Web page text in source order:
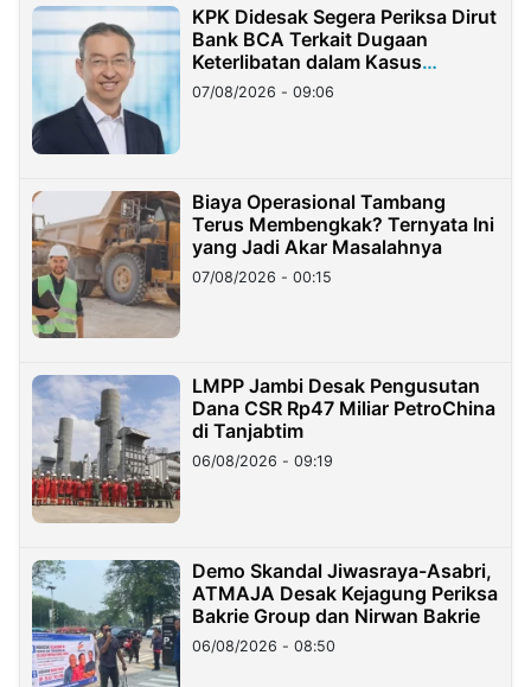
KPK Didesak Segera Periksa Dirut
Bank BCA Terkait Dugaan
Keterlibatan dalam Kasus
Hilangnya Dana Nasabah Rp2,58
Miliar
07/08/2026 - 09:06
Biaya Operasional Tambang
Terus Membengkak? Ternyata Ini
yang Jadi Akar Masalahnya
07/08/2026 - 00:15
LMPP Jambi Desak Pengusutan
Dana CSR Rp47 Miliar PetroChina
di Tanjabtim
06/08/2026 - 09:19
Demo Skandal Jiwasraya-Asabri,
ATMAJA Desak Kejagung Periksa
Bakrie Group dan Nirwan Bakrie
06/08/2026 - 08:50